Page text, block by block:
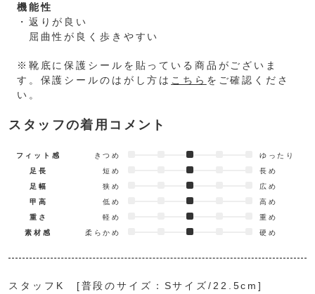
機能性
・返りが良い
屈曲性が良く歩きやすい
※靴底に保護シールを貼っている商品がございま
す。保護シールのはがし方は こちら をご確認くださ
い。
スタッフの着用コメント
フィット感 きつめ
ゆったり
足長
短め
長め
足幅
狭め
広め
甲高
低め
高め
重さ
軽め
重め
素材感
柔らかめ 硬め
スタッフK [普段のサイズ：Sサイズ/22.5cm]